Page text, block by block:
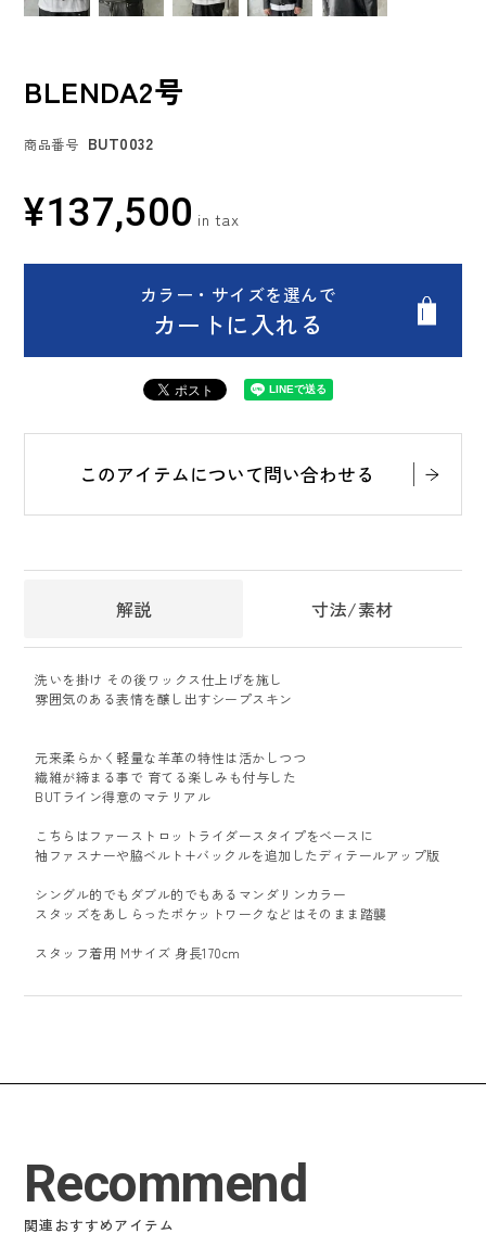
BLENDA2号
商品番号 BUT0032
¥137,500
カラー・サイズを選んで
カートに入れる
このアイテムについて問い合わせる
解説 寸法/素材
洗いを掛け その後ワックス仕上げを施し
雰囲気のある表情を醸し出すシープスキン
元来柔らかく軽量な羊革の特性は活かしつつ
繊維が締まる事で 育てる楽しみも付与した
BUTライン得意のマテリアル
こちらはファーストロットライダースタイプをベースに
袖ファスナーや脇ベルト+バックルを追加したディテールアップ版
シングル的でもダブル的でもあるマンダリンカラー
スタッズをあしらったポケットワークなどはそのまま踏襲
スタッフ着用 Mサイズ 身長170cm
Recommend
関連おすすめアイテム